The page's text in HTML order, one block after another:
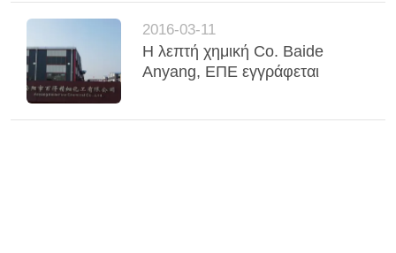
2016-03-11
Η λεπτή χημική Co. Baide
Anyang, ΕΠΕ εγγράφεται